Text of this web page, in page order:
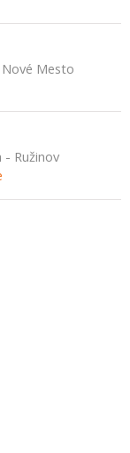
Mesto
- Ružinov